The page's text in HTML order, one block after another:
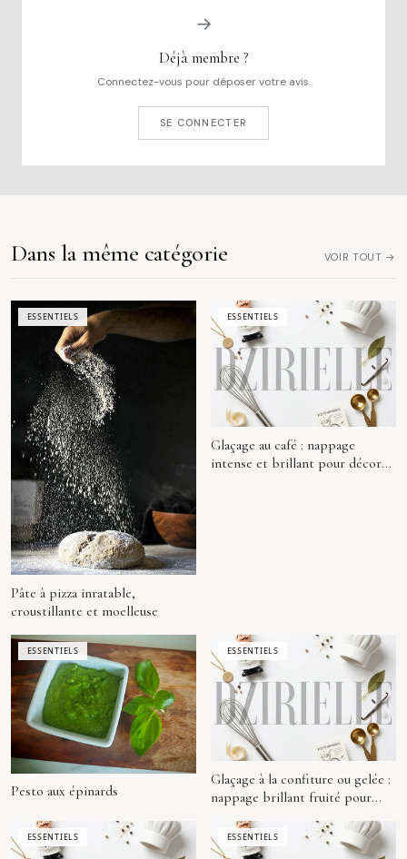
→
Déjà membre ?
Connectez-vous pour déposer votre avis.
SE CONNECTER
Dans la même catégorie VOIR TOUT →
ESSENTIELS
Pâte à pizza inratable,
croustillante et moelleuse
ESSENTIELS
Glaçage au café : nappage
intense et brillant pour décorer
ESSENTIELS
Pesto aux épinards
ESSENTIELS
Glaçage à la confiture ou gelée :
nappage brillant fruité pour
ESSENTIELS ESSENTIELS